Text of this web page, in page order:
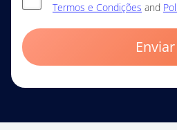
Termos e Condições and
Enviar